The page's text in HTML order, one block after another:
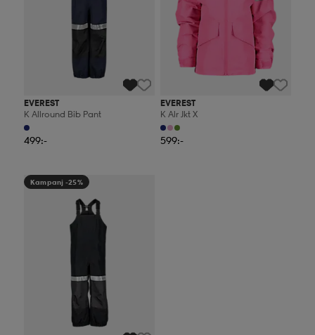
EVEREST
K Allround Bib Pant
499:-
EVEREST
K Alr Jkt X
599:-
Kampanj -25%